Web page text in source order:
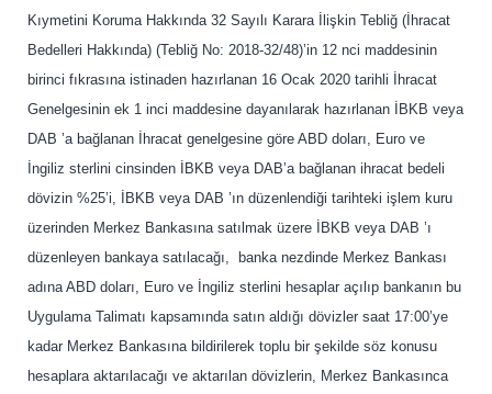
Kıymetini Koruma Hakkında 32 Sayılı Karara İlişkin Tebliğ (İhracat
Bedelleri Hakkında) (Tebliğ No: 2018-32/48)’in 12 nci maddesinin
birinci fıkrasına istinaden hazırlanan 16 Ocak 2020 tarihli İhracat
Genelgesinin ek 1 inci maddesine dayanılarak hazırlanan İBKB veya
DAB ’a bağlanan İhracat genelgesine göre ABD doları, Euro ve
İngiliz sterlini cinsinden İBKB veya DAB’a bağlanan ihracat bedeli
dövizin %25’i, İBKB veya DAB ’ın düzenlendiği tarihteki işlem kuru
üzerinden Merkez Bankasına satılmak üzere İBKB veya DAB ’ı
düzenleyen bankaya satılacağı, banka nezdinde Merkez Bankası
adına ABD doları, Euro ve İngiliz sterlini hesaplar açılıp bankanın bu
Uygulama Talimatı kapsamında satın aldığı dövizler saat 17:00’ye
kadar Merkez Bankasına bildirilerek toplu bir şekilde söz konusu
hesaplara aktarılacağı ve aktarılan dövizlerin, Merkez Bankasınca